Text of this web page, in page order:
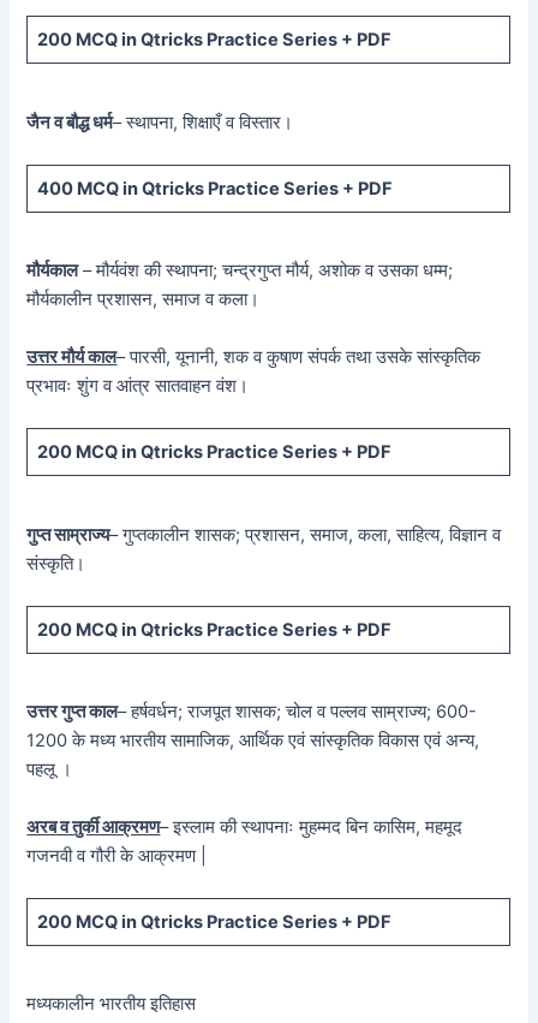
200 MCQin Qtricks Practice Series + PDF
जैन व बौद्ध धर्म– स्थापना, शिक्षाएँ व विस्तार।
400 MCQin Qtricks Practice Series + PDF
मौर्यकाल– मौर्यवंश की स्थापना; चन्द्रगुप्त मौर्य, अशोक व उसका धम्म;
मौर्यकालीन प्रशासन, समाज व कला।
उत्तर मौर्य काल– पारसी, यूनानी, शक व कुषाण संपर्क तथा उसके सांस्कृतिक
प्रभावः शुंग व आंत्र सातवाहन वंश।
200 MCQ in Qtricks Practice Series + PDF
गुप्त साम्राज्य– गुप्तकालीन शासक; प्रशासन, समाज, कला, साहित्य, विज्ञान व
संस्कृति।
200 MCQ in Qtricks Practice Series + PDF
उत्तर गुप्त काल– हर्षवर्धन; राजपूत शासक; चोल व पल्लव साम्राज्य; 600-
1200 के मध्य भारतीय सामाजिक, आर्थिक एवं सांस्कृतिक विकास एवं अन्य,
पहलू ।
अरब व तुर्की आक्रमण– इस्लाम की स्थापनाः मुहम्मद बिन कासिम, महमूद
गजनवी व गौरी के आक्रमण |
200 MCQ in Qtricks Practice Series + PDF
मध्यकालीन भारतीय इतिहास